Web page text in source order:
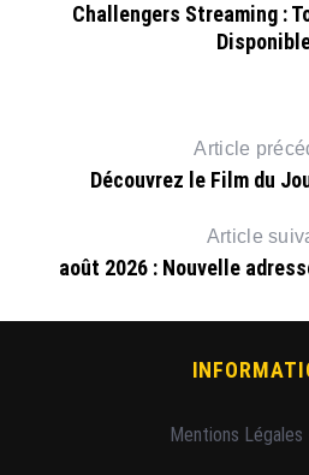
Challengers Streaming :
Article
Découvrez le Film du
Article
août 2026 : Nouvelle
Mentions Légales